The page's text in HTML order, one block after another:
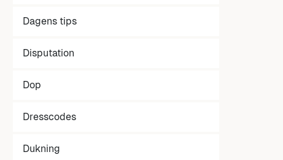
Dagens tips
Disputation
Dop
Dresscodes
Dukning